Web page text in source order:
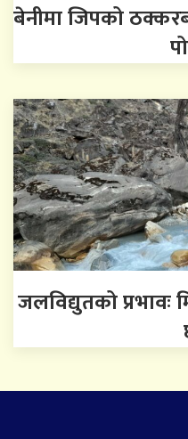
बेनीमा जिपको
जलविद्युतको प्रभावः